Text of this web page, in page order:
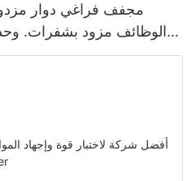
مجفف فراغي دوار
الوظائف مزود بشفرات.